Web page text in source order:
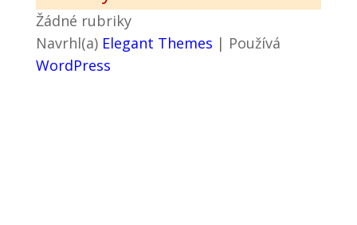
Žádné rubriky
Navrhl(a) Elegant Themes | Používá
WordPress